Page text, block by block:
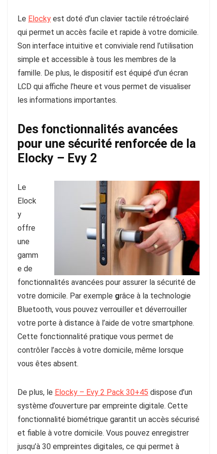
Le Elocky est doté d’un clavier tactile rétroéclairé
qui permet un accès facile et rapide à votre domicile.
Son interface intuitive et conviviale rend l’utilisation
simple et accessible à tous les membres de la
famille. De plus, le dispositif est équipé d’un écran
LCD qui affiche l’heure et vous permet de visualiser
les informations importantes.
Des fonctionnalités avancées
pour une sécurité renforcée de la
Elocky – Evy 2
Le
Elock
y
offre
une
gamm
e de
fonctionnalités avancées pour assurer la sécurité de
votre domicile. Par exemple grâce à la technologie
Bluetooth, vous pouvez verrouiller et déverrouiller
votre porte à distance à l’aide de votre smartphone.
Cette fonctionnalité pratique vous permet de
contrôler l’accès à votre domicile, même lorsque
vous êtes absent.
De plus, le Elocky – Evy 2 Pack 30+45 dispose d’un
système d’ouverture par empreinte digitale. Cette
fonctionnalité biométrique garantit un accès sécurisé
et fiable à votre domicile. Vous pouvez enregistrer
jusqu’à 30 empreintes digitales, ce qui permet à